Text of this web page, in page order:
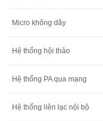
Micro không dây
Hệ thống hội thảo
Hệ thống PA qua mạng
Hệ thống liên lạc nội bộ